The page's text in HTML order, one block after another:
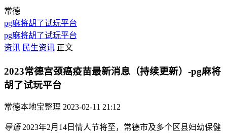
常德
pg麻将胡了试玩平台
pg麻将胡了试玩平台
资讯 民生资讯 正文
2023常德宫颈癌疫苗最新消息（持续更新）-pg麻将
胡了试玩平台
常德本地宝整理 2023-02-11 21:12
导语2023年2月14日情人节将至，常德市及多个区县妇幼保健